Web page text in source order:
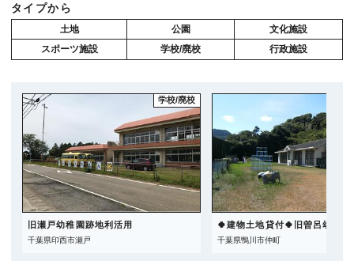
タイプから
土地 公園
文化施設
スポーツ施設
学校/廃校 行政施設
学校/廃校
旧瀬戸幼稚園跡地利活用
千葉県印西市瀬戸
🍀建物土地貸付🍀旧曽呂幼稚園
千葉県鴨川市仲町